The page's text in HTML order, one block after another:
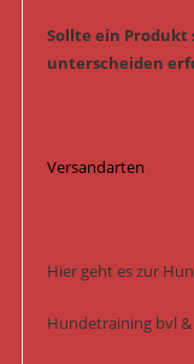
Sollte ein
unterscheiden
Versandarten
Hier geht es zur
Hundetraining bvl